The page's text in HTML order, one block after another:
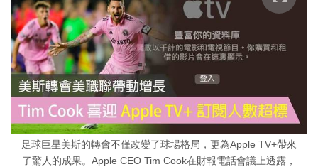
足球巨星美斯的轉會不僅改變了球場格局，更為Apple TV+帶來
了驚人的成果。Apple CEO Tim Cook在財報電話會議上透露，